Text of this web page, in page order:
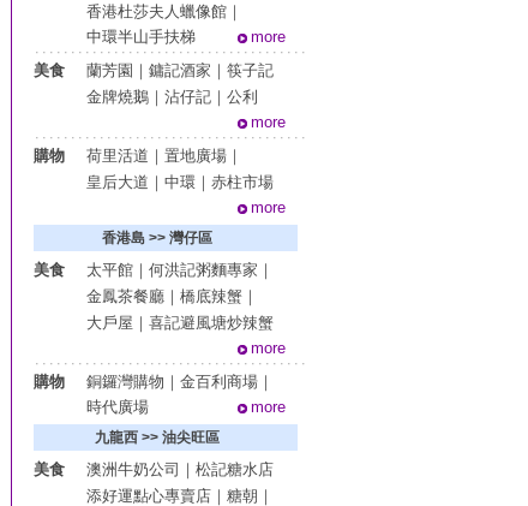
香港杜莎夫人蠟像館 ｜
中環半山手扶梯
more
美食
蘭芳園 ｜ 鏞記酒家 ｜ 筷子記
金牌燒鵝 ｜ 沾仔記 ｜ 公利
more
購物
荷里活道 ｜ 置地廣場 ｜
皇后大道 ｜ 中環 ｜ 赤柱市場
more
香港島 >> 灣仔區
美食 太平館 ｜ 何洪記粥麵專家 ｜
金鳳茶餐廳 ｜ 橋底辣蟹 ｜
大戶屋 ｜ 喜記避風塘炒辣蟹
more
購物
銅鑼灣購物 ｜ 金百利商場 ｜
時代廣場
more
九龍西 >> 油尖旺區
美食 澳洲牛奶公司 ｜ 松記糖水店
添好運點心專賣店 ｜ 糖朝 ｜